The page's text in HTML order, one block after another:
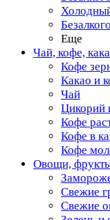
Еще
Чай, кофе,
Кофе
Какао и
Чай
Цикорий
Кофе
Кофе в
Кофе
Овощи,
Свежие
Свежие